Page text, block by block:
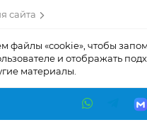
сайта
файлы «cookie», чтобы
и отображать
материалы.